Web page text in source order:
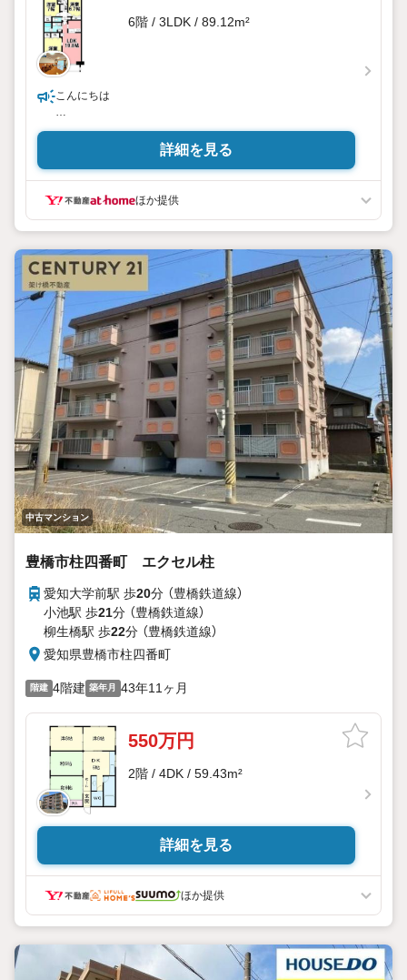
6階 / 3LDK / 89.12m²
こんにちは
○当店は豊橋市を中心に、常時800件の仲介物件を取り扱って
新築戸建だけでなく、中古戸建・売土地・マンションまで幅
広くご紹介しております。
リフォームや注文住宅も自社で施工しているので、住宅につ
○住宅ローンの相談も承っております。
当社のご成約事例ですが、借入がある方、自営業の方、転職
歴のある方、
従業年数1年未満の方も、おてつだいさせて頂きました。
○お住み替えやご売却も経験豊富なスタッフがご相談に応じ
ます。
お客様の住まいに関わるあらゆるご不安を一緒に解決して、
理想のマイホームを探しましょう！
詳細を見る
ほか提供
中古マンション
豊橋市柱四番町 エクセル柱
愛知大学前駅 歩20分 （豊橋鉄道線）
小池駅 歩21分 （豊橋鉄道線）
柳生橋駅 歩22分 （豊橋鉄道線）
愛知県豊橋市柱四番町
階建 4階建 築年月 43年11ヶ月
550万円
2階 / 4DK / 59.43m²
詳細を見る
ほか提供